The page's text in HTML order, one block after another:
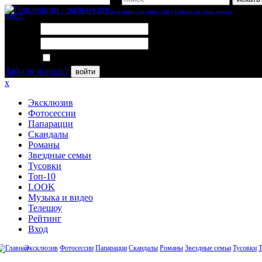
вход
Забыли пароль?
войти
x
Эксклюзив
Фотосессии
Папарацци
Скандалы
Романы
Звездные семьи
Тусовки
Топ-10
LOOK
Музыка и видео
Телешоу
Рейтинг
Вход
Эксклюзив Фотосессии Папарацци Скандалы Романы Звездные семьи Тусовки